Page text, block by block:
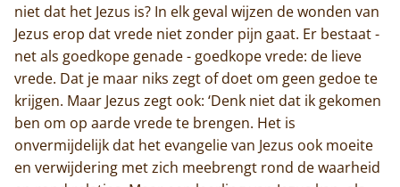
niet dat het Jezus is? In elk geval wijzen de wonden van
Jezus erop dat vrede niet zonder pijn gaat. Er bestaat -
net als goedkope genade - goedkope vrede: de lieve
vrede. Dat je maar niks zegt of doet om geen gedoe te
krijgen. Maar Jezus zegt ook: ‘Denk niet dat ik gekomen
ben om op aarde vrede te brengen. Het is
onvermijdelijk dat het evangelie van Jezus ook moeite
en verwijdering met zich meebrengt rond de waarheid